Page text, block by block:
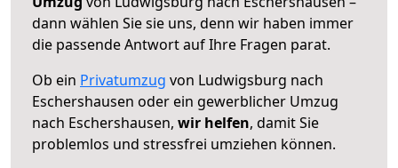
dann wählen Sie sie uns, denn wir haben immer
die passende Antwort auf Ihre Fragen parat.
Ob ein Privatumzug von Ludwigsburg nach
Eschershausen oder ein gewerblicher Umzug
nach Eschershausen, wir helfen, damit Sie
problemlos und stressfrei umziehen können.